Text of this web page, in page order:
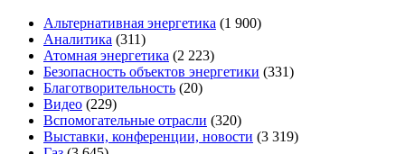
Альтернативная энергетика (1 900)
Аналитика (311)
Атомная энергетика (2 223)
Безопасность объектов энергетики (331)
Благотворительность (20)
Видео (229)
Вспомогательные отрасли (320)
Выставки, конференции, новости (3 319)